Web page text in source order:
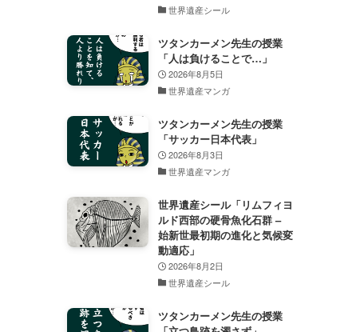
世界遺産シール
ツタンカーメン先生の授業
「人は負けることで…」
2026年8月5日
世界遺産マンガ
ツタンカーメン先生の授業
「サッカー日本代表」
2026年8月3日
世界遺産マンガ
世界遺産シール「リムフィヨ
ルド西部の硬骨魚化石群 –
始新世最初期の進化と気候変
動適応」
2026年8月2日
世界遺産シール
ツタンカーメン先生の授業